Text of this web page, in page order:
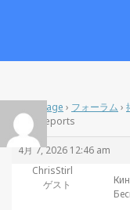
Home Page › フォーラム ›
select reports
4月 7, 2026 12:46 am
ChrisStirl
ゲスト